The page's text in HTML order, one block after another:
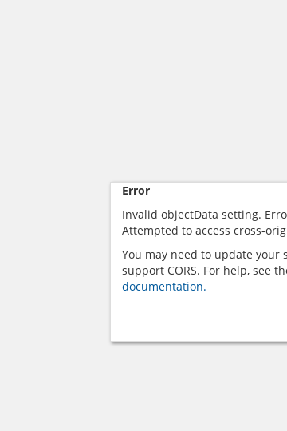
Error
Invalid objectData setting.
Attempted to access cross-
You may need to update your
support CORS. For help, see
documentation.